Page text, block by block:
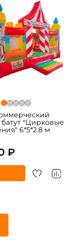
"Цирковые
6*5*2.8 м
₽